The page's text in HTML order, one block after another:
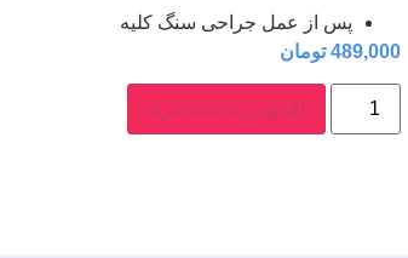
پس از عمل جراحی سنگ کلیه
489,000 تومان
افزودن به سبد خرید